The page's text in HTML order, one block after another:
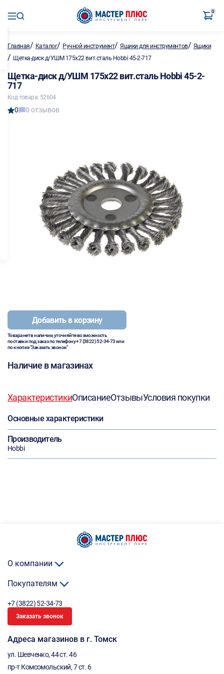
0
Главная/ Каталог/ Ручной инструмент/Ящики для инструментов/ Ящики
/ Щетка-диск д/УШМ 175х22 вит.сталь Hobbi 45-2-717
Щетка-диск д/УШМ 175х22 вит.сталь Hobbi 45-2-
717
Код товара: 52604
0 0 отзывов
Добавить в корзину
Товара нет в наличии, уточняйте возможность
поставки под заказ по телефону+7 (3822) 52-34-73или
по кнопке "Заказать звонок"
Наличие в магазинах
ХарактеристикиОписаниеОтзывыУсловия покупки
Основные характеристики
Производитель
Hobbi
О компании
Покупателям
+7 (3822) 52-34-73
Заказать звонок
Адреса магазинов в г. Томск
ул. Шевченко, 44 ст. 46
пр-т Комсомольский, 7 ст. 6